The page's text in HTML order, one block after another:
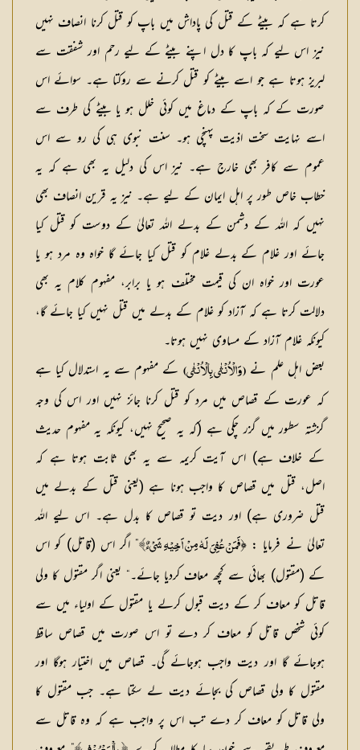
کرے گا تو یقین کرو وہ (اللہ کے
حضور) عذاب دردناک کا سزاوار ہوگا
کرتا ہے کہ بیٹے کے قتل کی پاداش میں باپ کو قتل کرنا انصاف نہیں
نیز اس لیے کہ باپ کا دل اپنے بیٹے کے لیے رحم اور شفقت سے
لبریز ہوتا ہے جو اسے بیٹے کو قتل کرنے سے روکتا ہے۔ سوائے اس
صورت کے کہ باپ کے دماغ میں کوئی خلل ہو یا بیٹے کی طرف سے
اسے نہایت سخت اذیت پہنچی ہو۔ سنت نبوی ہی کی رو سے اس
عموم سے کافر بھی خارج ہے۔ نیز اس کی دلیل یہ بھی ہے کہ یہ
خطاب خاص طور پر اہل ایمان کے لیے ہے۔ نیز یہ قرین انصاف بھی
نہیں کہ اللہ کے دشمن کے بدلے اللہ تعالیٰ کے دوست کو قتل کیا
جائے اور غلام کے بدلے غلام کو قتل کیا جائے گا خواہ وہ مرد ہو یا
عورت اور خواہ ان کی قیمت مختلف ہو یا برابر، مفہوم کلام یہ بھی
دلالت کرتا ہے کہ آزاد کو غلام کے بدلے میں قتل نہیں کیا جائے گا،
کیونکہ غلام آزاد کے مساوی نہیں ہوتا۔
بعض اہل علم نے ( وَالْاُنْـثٰی بِالْاُنْـثٰی) کے مفہوم سے یہ استدلال کیا ہے
کہ عورت کے قصاص میں مرد کو قتل کرنا جائز نہیں اور اس کی وجہ
گزشتہ سطور میں گزر چکی ہے (کہ یہ صحیح نہیں، کیونکہ یہ مفہوم حدیث
کے خلاف ہے) اس آیت کریمہ سے یہ بھی ثابت ہوتا ہے کہ
اصل، قتل میں قصاص کا واجب ہونا ہے (یعنی قتل کے بدلے میں
قتل ضروری ہے) اور دیت تو قصاص کا بدل ہے۔ اس لیے اللہ
تعالیٰ نے فرمایا : ﴿فَمَنْ عُفِیَ لَہٗ مِنْ اَخِیْہِ شَیْءٌ﴾” اگر اس (قاتل) کو اس
کے (مقتول) بھائی سے کچھ معاف کردیا جائے۔“ یعنی اگر مقتول کا ولی
قاتل کو معاف کر کے دیت قبول کرلے یا مقتول کے اولیاء میں سے
کوئی شخص قاتل کو معاف کر دے تو اس صورت میں قصاص ساقط
ہوجائے گا اور دیت واجب ہوجائے گی۔ قصاص میں اختیار ہوگا اور
مقتول کا ولی قصاص کی بجائے دیت لے سکتا ہے۔ جب مقتول کا
ولی قاتل کو معاف کر دے تب اس پر واجب ہے کہ وہ قاتل سے